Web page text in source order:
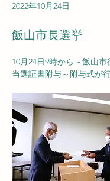
2022年10月24日
飯山市長選挙
10月24日9時から～飯山
当選証書附与～附与式が